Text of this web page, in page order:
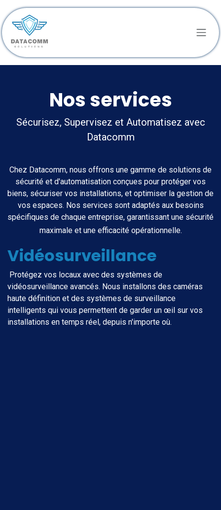
Se rendre au contenu
Nos services
Sécurisez, Supervisez et Automatisez avec
Datacomm
Chez Datacomm, nous offrons une gamme de solutions de
sécurité et d'automatisation conçues pour protéger vos
biens, sécuriser vos installations, et optimiser la gestion de
vos espaces. Nos services sont adaptés aux besoins
spécifiques de chaque entreprise, garantissant une sécurité
maximale et une efficacité opérationnelle.
Vidéosurveillance
Protégez vos locaux avec des systèmes de
vidéosurveillance avancés. Nous installons des caméras
haute définition et des systèmes de surveillance
intelligents qui vous permettent de garder un œil sur vos
installations en temps réel, depuis n'importe où.